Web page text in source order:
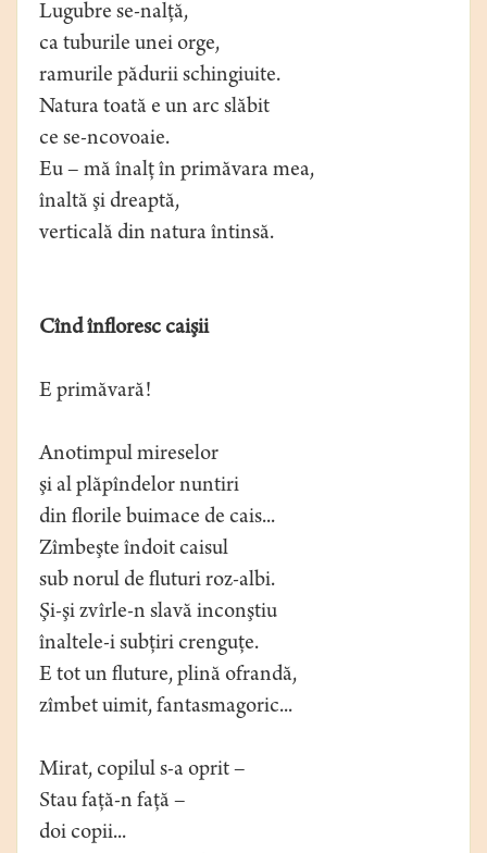
Lugubre se-nalţă,
ca tuburile unei orge,
ramurile pădurii schingiuite.
Natura toată e un arc slăbit
ce se-ncovoaie.
Eu – mă înalţ în primăvara mea,
înaltă şi dreaptă,
verticală din natura întinsă.
Cînd înfloresc caişii
E primăvară!
Anotimpul mireselor
şi al plăpîndelor nuntiri
din florile buimace de cais...
Zîmbeşte îndoit caisul
sub norul de fluturi roz-albi.
Şi-şi zvîrle-n slavă inconştiu
înaltele-i subţiri crenguţe.
E tot un fluture, plină ofrandă,
zîmbet uimit, fantasmagoric...
Mirat, copilul s-a oprit –
Stau faţă-n faţă –
doi copii...